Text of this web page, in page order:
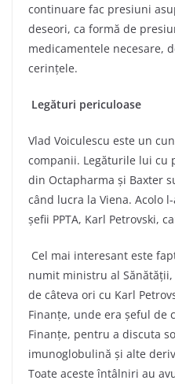
continuare fac presiuni
deseori, ca formă de
medicamentele necesare,
cerințele.
Legături periculoase
Vlad Voiculescu este un
companii. Legăturile lui cu
din Octapharma și Baxter
când lucra la Viena. Acolo
șefii PPTA, Karl Petrovski,
Cel mai interesant este
numit ministru al
de câteva ori cu Karl
Finanțe, unde era șeful de
Finanțe, pentru a discuta
imunoglobulină și alte
Toate aceste întâlniri au